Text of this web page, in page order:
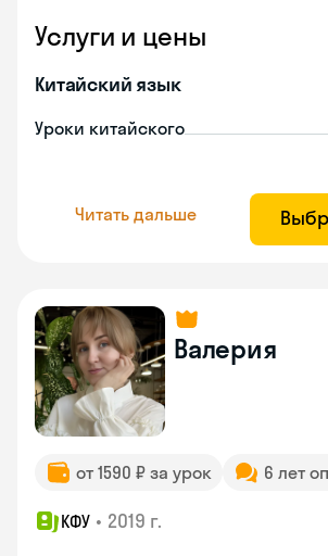
Услуги и цены
Китайский язык
Уроки китайского
Читать дальше
Валерия
от 1590 ₽ за урок 6 лет
КФУ • 2019 г.